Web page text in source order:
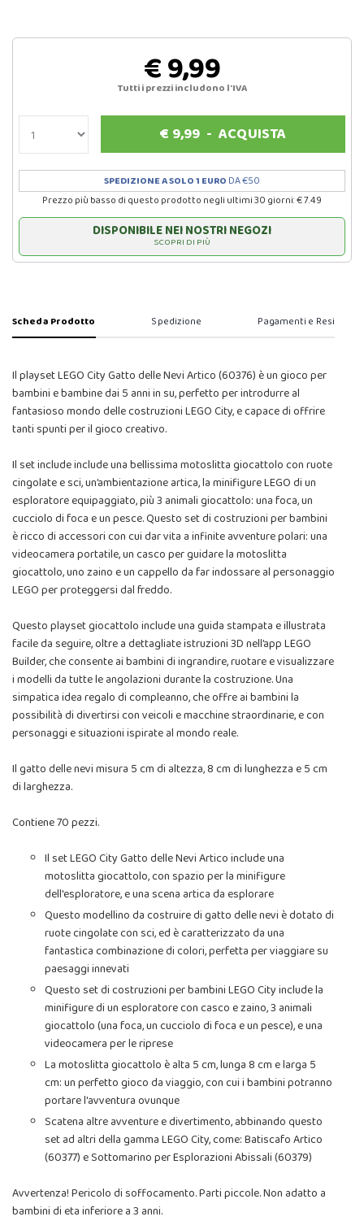
€ 9,99
Tutti i prezzi includono l'IVA
€ 9,99 -ACQUISTA
SPEDIZIONE A SOLO 1 EURO DA €50
Prezzo più basso di questo prodotto negli ultimi 30 giorni: € 7.49
DISPONIBILE NEI NOSTRI NEGOZI
SCOPRI DI PIÙ
Scheda Prodotto Spedizione Pagamenti e Resi
Il playset LEGO City Gatto delle Nevi Artico (60376) è un gioco per
bambini e bambine dai 5 anni in su, perfetto per introdurre al
fantasioso mondo delle costruzioni LEGO City, e capace di offrire
tanti spunti per il gioco creativo.
Il set include include una bellissima motoslitta giocattolo con ruote
cingolate e sci, un’ambientazione artica, la minifigure LEGO di un
esploratore equipaggiato, più 3 animali giocattolo: una foca, un
cucciolo di foca e un pesce. Questo set di costruzioni per bambini
è ricco di accessori con cui dar vita a infinite avventure polari: una
videocamera portatile, un casco per guidare la motoslitta
giocattolo, uno zaino e un cappello da far indossare al personaggio
LEGO per proteggersi dal freddo.
Questo playset giocattolo include una guida stampata e illustrata
facile da seguire, oltre a dettagliate istruzioni 3D nell’app LEGO
Builder, che consente ai bambini di ingrandire, ruotare e visualizzare
i modelli da tutte le angolazioni durante la costruzione. Una
simpatica idea regalo di compleanno, che offre ai bambini la
possibilità di divertirsi con veicoli e macchine straordinarie, e con
personaggi e situazioni ispirate al mondo reale.
Il gatto delle nevi misura 5 cm di altezza, 8 cm di lunghezza e 5 cm
di larghezza.
Contiene 70 pezzi.
Il set LEGO City Gatto delle Nevi Artico include una
motoslitta giocattolo, con spazio per la minifigure
dell'esploratore, e una scena artica da esplorare
Questo modellino da costruire di gatto delle nevi è dotato di
ruote cingolate con sci, ed è caratterizzato da una
fantastica combinazione di colori, perfetta per viaggiare su
paesaggi innevati
Questo set di costruzioni per bambini LEGO City include la
minifigure di un esploratore con casco e zaino, 3 animali
giocattolo (una foca, un cucciolo di foca e un pesce), e una
videocamera per le riprese
La motoslitta giocattolo è alta 5 cm, lunga 8 cm e larga 5
cm: un perfetto gioco da viaggio, con cui i bambini potranno
portare l'avventura ovunque
Scatena altre avventure e divertimento, abbinando questo
set ad altri della gamma LEGO City, come: Batiscafo Artico
(60377) e Sottomarino per Esplorazioni Abissali (60379)
Avvertenza! Pericolo di soffocamento. Parti piccole. Non adatto a
bambini di eta inferiore a 3 anni.